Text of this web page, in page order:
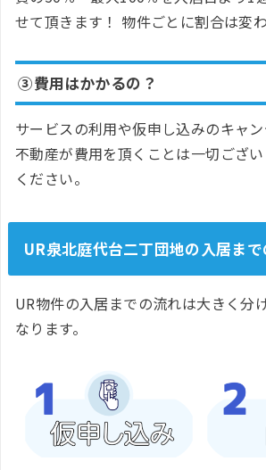
せて頂きます！ 物件ごとに割合は変わ
③費用はかかるの？
サービスの利用や仮申し込みのキャ
不動産が費用を頂くことは一切ござ
ください。
UR泉北庭代台二丁団地の入居まで
UR物件の入居までの流れは大きく分
なります。